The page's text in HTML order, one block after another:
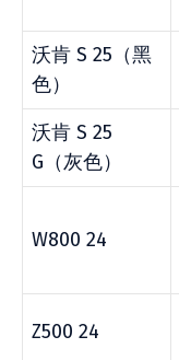
沃肯 S 25（黑
色）
沃肯 S 25
G（灰色）
W800 24
Z500 24